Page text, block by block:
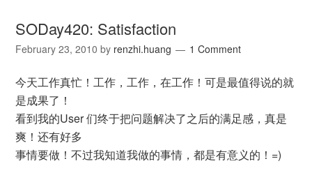
SODay420: Satisfaction
February 23, 2010 by renzhi.huang 1 Comment
今天工作真忙！工作，工作，在工作！可是最值得说的就
是成果了！
看到我的User 们终于把问题解决了之后的满足感，真是
爽！还有好多
事情要做！不过我知道我做的事情，都是有意义的！=)